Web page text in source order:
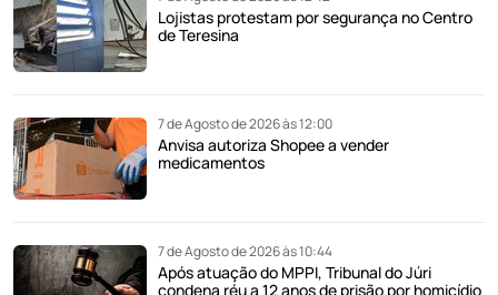
Lojistas protestam por segurança no Centro
de Teresina
7 de Agosto de 2026 às 12:00
Anvisa autoriza Shopee a vender
medicamentos
7 de Agosto de 2026 às 10:44
Após atuação do MPPI, Tribunal do Júri
condena réu a 12 anos de prisão por homicídio